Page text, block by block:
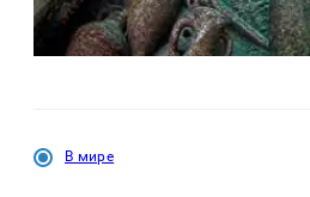
В мире